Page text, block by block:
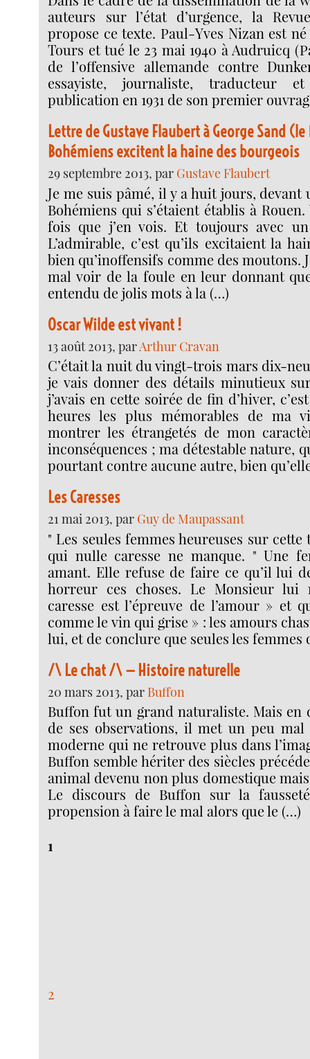
auteurs sur l’état d’urgence, la
propose ce texte. Paul-Yves Nizan est
Tours et tué le 23 mai 1940 à Audruicq
de l’offensive allemande contre
essayiste, journaliste, traducteur
publication en 1931 de son premier
Lettre de Gustave Flaubert à George Sand
Bohémiens excitent la haine des bourgeois
29 septembre 2013, par Gustave Flaubert
Je me suis pâmé, il y a huit jours, devant
Bohémiens qui s’étaient établis à
fois que j’en vois. Et toujours avec
L’admirable, c’est qu’ils excitaient la
bien qu’inoffensifs comme des moutons.
mal voir de la foule en leur donnant
entendu de jolis mots à la (…)
Oscar Wilde est vivant !
13 août 2013, parArthur Cravan
C’était la nuit du vingt-trois mars dix-
je vais donner des détails minutieux sur
j’avais en cette soirée de fin d’hiver,
heures les plus mémorables de ma
montrer les étrangetés de mon
inconséquences ; ma détestable nature,
pourtant contre aucune autre, bien
Les Caresses
21 mai 2013, par Guy de Maupassant
" Les seules femmes heureuses sur
qui nulle caresse ne manque. " Une
amant. Elle refuse de faire ce qu’il lui
horreur ces choses. Le Monsieur lui
caresse est l’épreuve de l’amour » et
comme le vin qui grise » : les amours
lui, et de conclure que seules les femmes
/\ Le chat /\ — Histoire naturelle
20 mars 2013, par Buffon
Buffon fut un grand naturaliste. Mais en
de ses observations, il met un peu mal
moderne qui ne retrouve plus dans
Buffon semble hériter des siècles
animal devenu non plus domestique
Le discours de Buffon sur la
propension à faire le mal alors que le (…)
1
2